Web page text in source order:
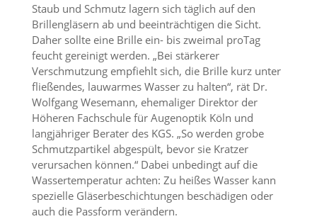
Staub und Schmutz lagern sich täglich auf den
Brillengläsern ab und beeinträchtigen die Sicht.
Daher sollte eine Brille ein- bis zweimal proTag
feucht gereinigt werden. „Bei stärkerer
Verschmutzung empfiehlt sich, die Brille kurz unter
fließendes, lauwarmes Wasser zu halten“, rät Dr.
Wolfgang Wesemann, ehemaliger Direktor der
Höheren Fachschule für Augenoptik Köln und
langjähriger Berater des KGS. „So werden grobe
Schmutzpartikel abgespült, bevor sie Kratzer
verursachen können.“ Dabei unbedingt auf die
Wassertemperatur achten: Zu heißes Wasser kann
spezielle Gläserbeschichtungen beschädigen oder
auch die Passform verändern.